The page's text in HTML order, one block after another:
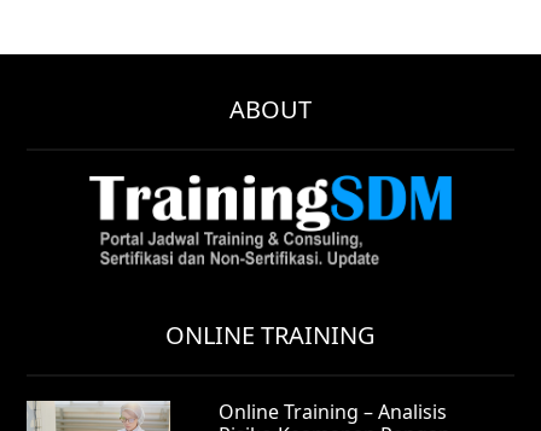
ABOUT
ONLINE TRAINING
Online Training – Analisis